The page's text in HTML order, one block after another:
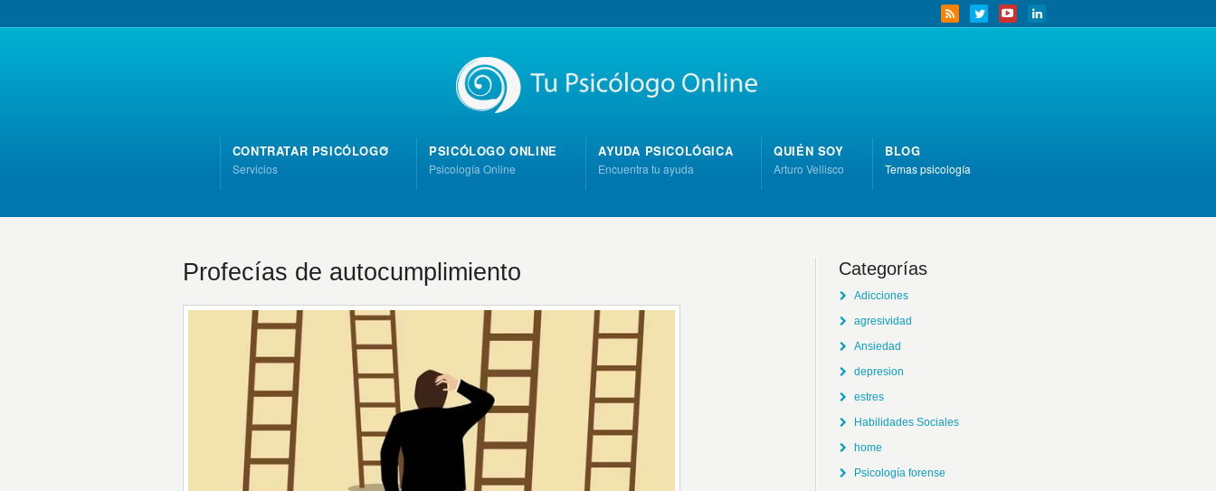
CONTRATAR PSICÓLOGO
Servicios
PSICÓLOGO ONLINE
Psicología Online
AYUDA PSICOLÓGICA
Encuentra tu ayuda
QUIÉN SOY
Arturo Vellisco
BLOG
Temas psicología
Profecías de autocumplimiento Categorías
Adicciones
agresividad
Ansiedad
depresion
estres
Habilidades Sociales
home
Psicología forense